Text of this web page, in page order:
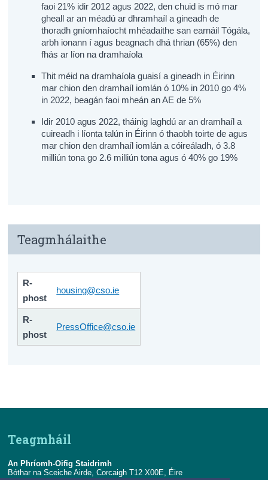
faoi 21% idir 2012 agus 2022, den chuid is mó mar
gheall ar an méadú ar dhramhaíl a gineadh de
thoradh gníomhaíocht mhéadaithe san earnáil Tógála,
arbh ionann í agus beagnach dhá thrian (65%) den
fhás ar líon na dramhaíola
Thit méid na dramhaíola guaisí a gineadh in Éirinn
mar chion den dramhaíl iomlán ó 10% in 2010 go 4%
in 2022, beagán faoi mheán an AE de 5%
Idir 2010 agus 2022, tháinig laghdú ar an dramhaíl a
cuireadh i líonta talún in Éirinn ó thaobh toirte de agus
mar chion den dramhaíl iomlán a cóireáladh, ó 3.8
milliún tona go 2.6 milliún tona agus ó 40% go 19%
Teagmhálaithe
R-
phost
housing@cso.ie
R-
phost
PressOffice@cso.ie
Teagmháil
An Phríomh-Oifig Staidrimh
Bóthar na Sceiche Airde, Corcaigh T12 X00E, Éire